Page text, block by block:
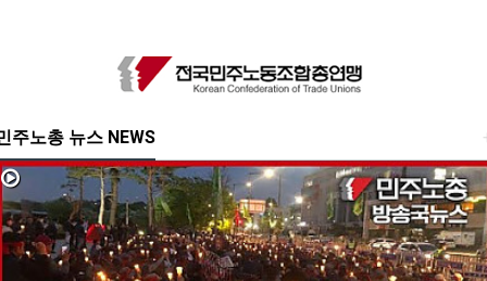
주노총 뉴스 NEWS